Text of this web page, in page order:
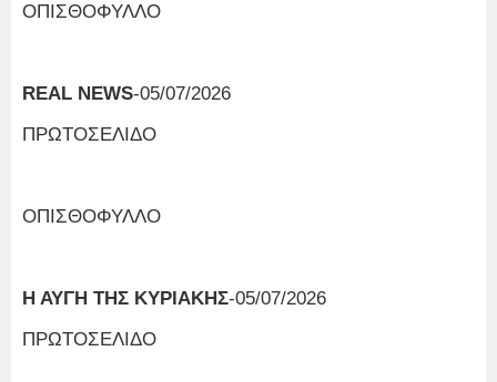
ΟΠΙΣΘΟΦΥΛΛΟ
REAL NEWS-05/07/2026
ΠΡΩΤΟΣΕΛΙΔΟ
ΟΠΙΣΘΟΦΥΛΛΟ
Η ΑΥΓΗ ΤΗΣ ΚΥΡΙΑΚΗΣ-05/07/2026
ΠΡΩΤΟΣΕΛΙΔΟ